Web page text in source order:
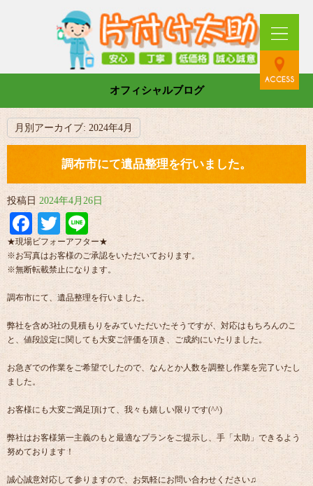
オフィシャルブログ
月別アーカイブ: 2024年4月
調布市にて遺品整理を行いました。
投稿日 2024年4月26日
Facebook
TwitterLine
★現場ビフォーアフター★
※お写真はお客様のご承認をいただいております。
※無断転載禁止になります。
調布市にて、遺品整理を行いました。
弊社を含め3社の見積もりをみていただいたそうですが、対応はもちろんのこ
と、値段設定に関しても大変ご評価を頂き、ご成約にいたりました。
お急ぎでの作業をご希望でしたので、なんとか人数を調整し作業を完了いたし
ました。
お客様にも大変ご満足頂けて、我々も嬉しい限りです(^^)
弊社はお客様第一主義のもと最適なプランをご提示し、手「太助」できるよう
努めております！
誠心誠意対応して参りますので、お気軽にお問い合わせください♫